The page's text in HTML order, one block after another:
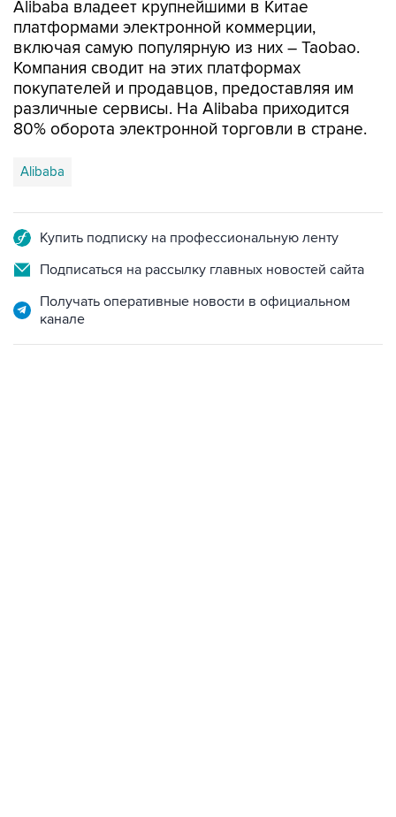
включая самую популярную из них – Taobao.
Компания сводит на этих платформах
покупателей и продавцов, предоставляя им
различные сервисы. На Alibaba приходится
80% оборота электронной торговли в стране.
Alibaba
Подписаться на рассылку главных новостей сайта
Получать оперативные новости в официальном